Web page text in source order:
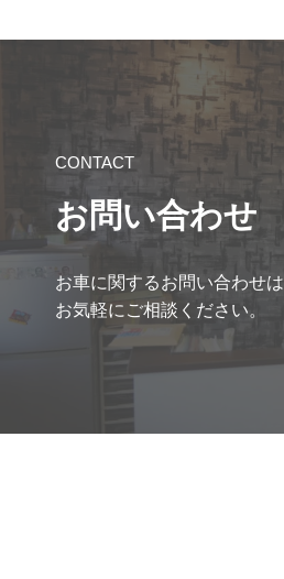
CONTACT
お問い合わせ
お車に関するお問い合わせは
お気軽にご相談ください。